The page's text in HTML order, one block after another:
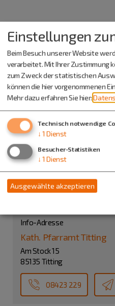
Antoniuskapelle
Erkertshofen
Antonistraße Richtung Altdorf
85135 Titting
Info-Adresse
Kath. Pfarramt Titting
Am Stock 15
85135 Titting
08423 229
Einstellungen
Beim Besuch unserer Website
verarbeitet. Mit Ihrer Zustimmung
zum Zweck der statistischen
können die hier vorgenommenen
Mehr dazu erfahren Sie hier:
Technisch notwendige
↓ 1 Dienst
Besucher-Statistiken
↓ 1 Dienst
Ausgewählte akzeptieren